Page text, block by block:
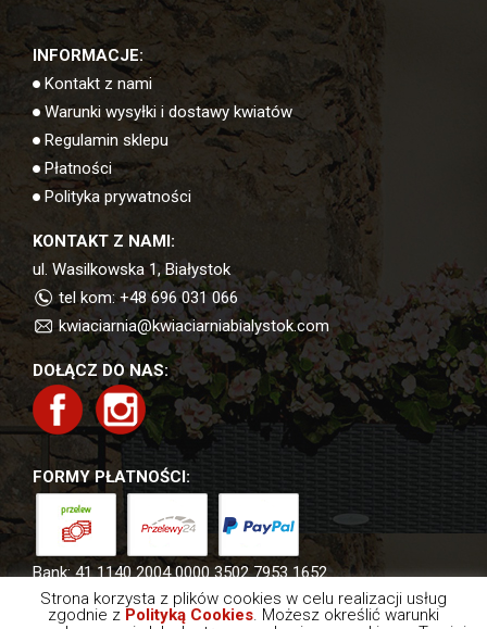
INFORMACJE:
Kontakt z nami
Warunki wysyłki i dostawy kwiatów
Regulamin sklepu
Płatności
Polityka prywatności
KONTAKT Z NAMI:
ul. Wasilkowska 1, Białystok
tel kom: +48 696 031 066
kwiaciarnia@kwiaciarniabialystok.com
DOŁĄCZ DO NAS:
FORMY PŁATNOŚCI:
Bank:41 1140 2004 0000 3502 7953 1652
Strona korzysta z plików cookies w celu realizacji usług
zgodnie z Polityką Cookies. Możesz określić warunki